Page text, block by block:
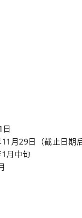
月29日（截止日期
月中旬